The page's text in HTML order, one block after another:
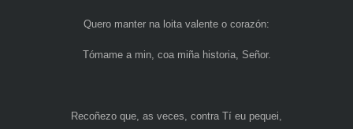
Quero manter na loita valente o corazón:
Tómame a min, coa miña historia, Señor.
Recoñezo que, as veces, contra Tí eu pequei,